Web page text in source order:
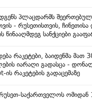
პლაცდარმს
- რუსეთისთვის, ჩინეთისა
წინააღმდეგ სანქციები
რაკეტები, ბაიდენმა მათ
იარაღი გადასცა -
ის რაკეტების გადაცემაზე
საქართველოს ომიდან